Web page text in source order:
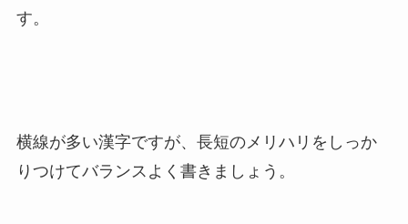
す。
横線が多い漢字ですが、長短のメリハリをしっか
りつけてバランスよく書きましょう。